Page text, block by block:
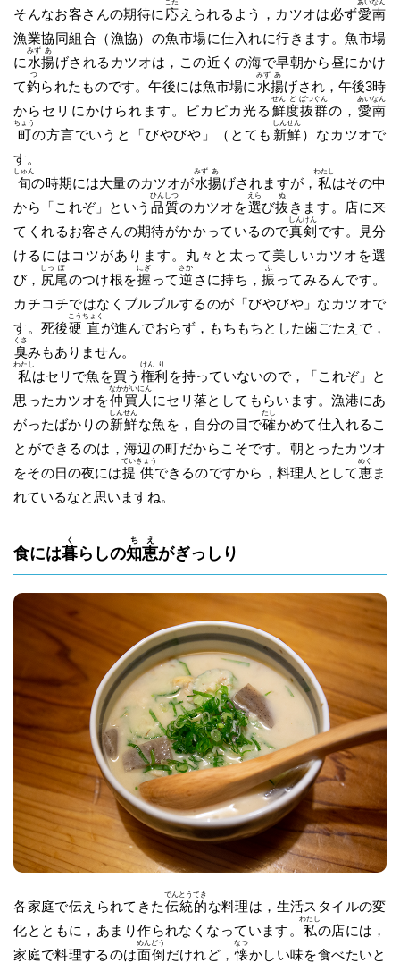
そんなお客さんの期待に 応
こた
えられるよう，カツオは必ず愛
あい
南
なん
漁業協同組合（漁協）の魚市場に仕入れに行きます。魚市場
に 水
みず
揚
あ
げされるカツオは，この近くの海で早朝から昼にかけ
て釣
つ
られたものです。午後には魚市場に 水
みず
揚
あ
げされ，午後3時
からセリにかけられます。ピカピカ光る 鮮
せん
度
ど
抜
ばつ
群
ぐん
の， 愛
あい
南
なん
町
ちょう
の方言でいうと「びやびや」（とても 新
しん
鮮
せん
）なカツオで
す。
旬
しゅん
の時期には大量のカツオが水
みず
揚
あ
げされますが， 私
わたし
はその中
から「これぞ」という 品
ひん
質
しつ
のカツオを選
えら
び抜
ぬ
きます。店に来
てくれるお客さんの期待がかかっているので真
しん
剣
けん
です。見分
けるにはコツがあります。丸々と太って美しいカツオを選
び， 尻
しっ
尾
ぽ
のつけ根を握
にぎ
って逆
さか
さに持ち，振
ふ
ってみるんです。
カチコチではなくブルブルするのが「びやびや」なカツオで
す。死後硬
こう
直
ちょく
が進んでおらず，もちもちとした歯ごたえで，
臭
くさ
みもありません。
私
わたし
はセリで魚を買う 権
けん
利
り
を持っていないので，「これぞ」と
思ったカツオを仲
なか
買
がい
人
にん
にセリ落としてもらいます。漁港にあ
がったばかりの新
しん
鮮
せん
な魚を，自分の目で確
たし
かめて仕入れるこ
とができるのは，海辺の町だからこそです。朝とったカツオ
をその日の夜には提
てい
供
きょう
できるのですから，料理人として恵
めぐ
ま
れているなと思いますね。
食には暮
く
らしの知
ち
恵
え
がぎっしり
各家庭で伝えられてきた伝
でん
統
とう
的
てき
な料理は，生活スタイルの変
化とともに，あまり作られなくなっています。 私
わたし
の店には，
家庭で料理するのは面
めん
倒
どう
だけれど，懐
なつ
かしい味を食べたいと